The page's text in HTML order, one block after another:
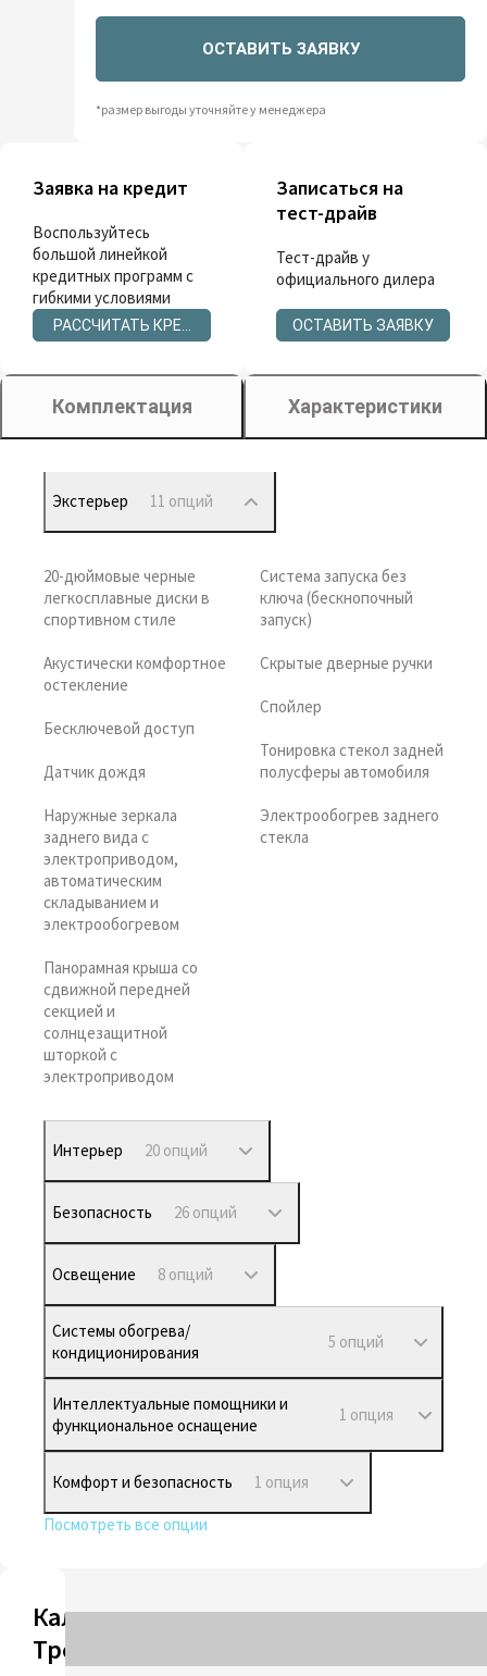
ОСТАВИТЬ ЗАЯВКУ
*размер выгоды уточняйте у менеджера
Заявка на кредит
Воспользуйтесь
большой линейкой
кредитных программ с
гибкими условиями
РАССЧИТАТЬ КРЕДИТ
Записаться на
тест-драйв
Тест-драйв у
официального дилера
ОСТАВИТЬ ЗАЯВКУ
Комплектация Характеристики
Экстерьер 11 опций
20-дюймовые черные
легкосплавные диски в
спортивном стиле
Акустически комфортное
остекление
Бесключевой доступ
Датчик дождя
Наружные зеркала
заднего вида с
электроприводом,
автоматическим
складыванием и
электрообогревом
Панорамная крыша со
сдвижной передней
секцией и
солнцезащитной
шторкой с
электроприводом
Система запуска без
ключа (бескнопочный
запуск)
Скрытые дверные ручки
Спойлер
Тонировка стекол задней
полусферы автомобиля
Электрообогрев заднего
стекла
Интерьер 20 опций
Безопасность 26 опций
Освещение 8 опций
Системы обогрева/
кондиционирования
5 опций
Интеллектуальные помощники и
функциональное оснащение
1 опция
Комфорт и безопасность 1 опция
Посмотреть все опции
Калькулятор
Трейд-ин